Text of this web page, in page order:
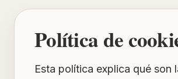
Política de
Esta política explica qué son